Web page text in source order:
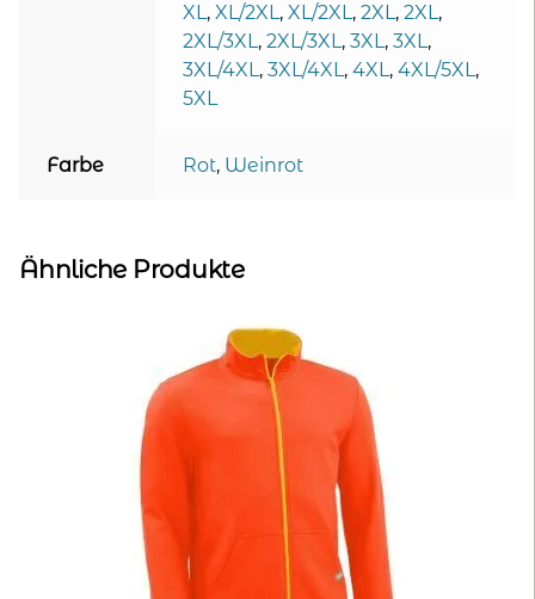
XL, XL/2XL, XL/2XL, 2XL, 2XL,
2XL/3XL, 2XL/3XL, 3XL, 3XL,
3XL/4XL, 3XL/4XL, 4XL, 4XL/5XL,
5XL
Farbe Rot, Weinrot
Ähnliche Produkte